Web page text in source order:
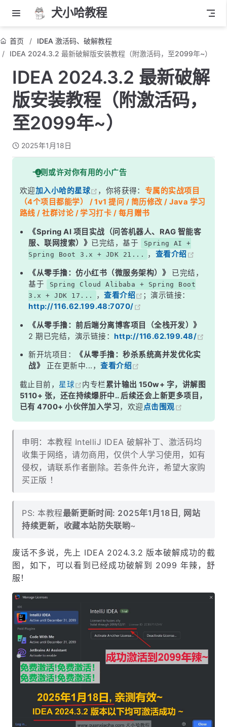
犬小哈教程
首页
IDEA 激活码、破解教程
IDEA 2024.3.2 最新破解版安装教程（附激活码，至2099年~）
IDEA 2024.3.2 最新破解
版安装教程（附激活码，
至2099年~）
2025年1月18日
一则或许对你有用的小广告
欢迎加入小哈的星球 ，你将获得： 专属的实战项目
（4个项目都能学） / 1v1 提问 / 简历修改 / Java 学习
路线 / 社群讨论 / 学习打卡 / 每月赠书
《Spring AI 项目实战（问答机器人、RAG 智能客
服、联网搜索）》 已完结，基于
Spring AI +
Spring Boot 3.x + JDK 21...
， 查看介绍
《从零手撸：仿小红书（微服务架构）》
已完结，
基于
Spring Cloud Alibaba + Spring Boot
3.x + JDK 17...
，查看介绍
；演示链接：
http://116.62.199.48:7070/
《从零手撸：前后端分离博客项目（全栈开发）》
2 期已完结，演示链接：http://116.62.199.48/
新开坑项目：
《从零手撸：秒杀系统高并发优化实
战》
正在更新中...，查看介绍
截止目前， 星球 内专栏累计输出 150w+ 字，讲解图
5110+ 张，还在持续爆肝中.. 后续还会上新更多项目，
已有 4700+ 小伙伴加入学习，欢迎点击围观
申明：本教程 IntelliJ IDEA 破解补丁、激活码均
收集于网络，请勿商用，仅供个人学习使用，如有
侵权，请联系作者删除。若条件允许，希望大家购
买正版 ！
PS: 本教程最新更新时间: 2025年1月18日, 网站
持续更新，收藏本站防失联哟~
废话不多说，先上 IDEA 2024.3.2 版本破解成功的截
图，如下，可以看到已经成功破解到 2099 年辣，舒
服！